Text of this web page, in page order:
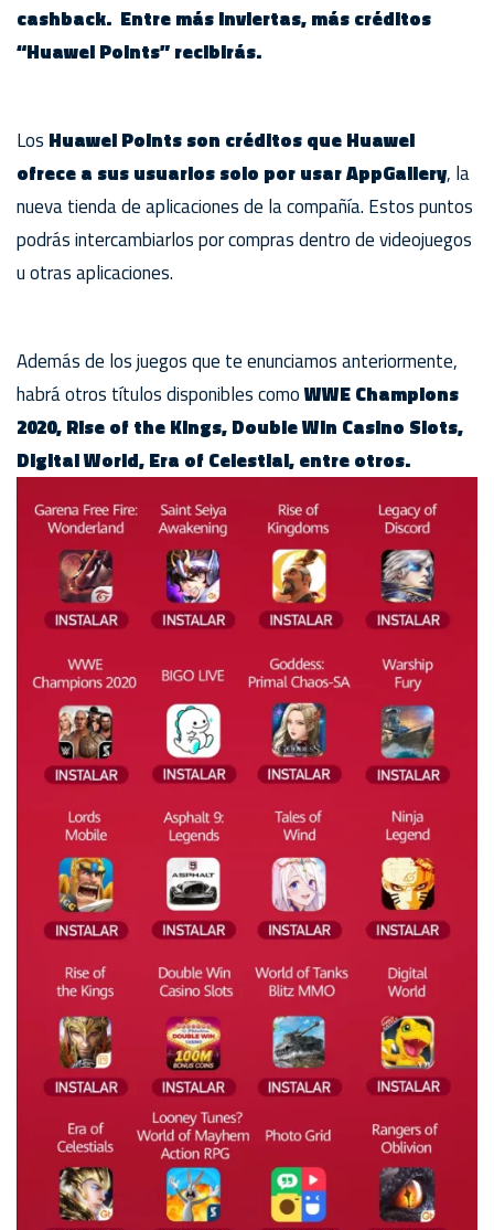
cashback. Entre más inviertas, más créditos
“Huawei Points” recibirás.
Los Huawei Points son créditos que Huawei
ofrece a sus usuarios solo por usar AppGallery, la
nueva tienda de aplicaciones de la compañía. Estos puntos
podrás intercambiarlos por compras dentro de videojuegos
u otras aplicaciones.
Además de los juegos que te enunciamos anteriormente,
habrá otros títulos disponibles comoWWE Champions
2020, Rise of the Kings, Double Win Casino Slots,
Digital World, Era of Celestial, entre otros.